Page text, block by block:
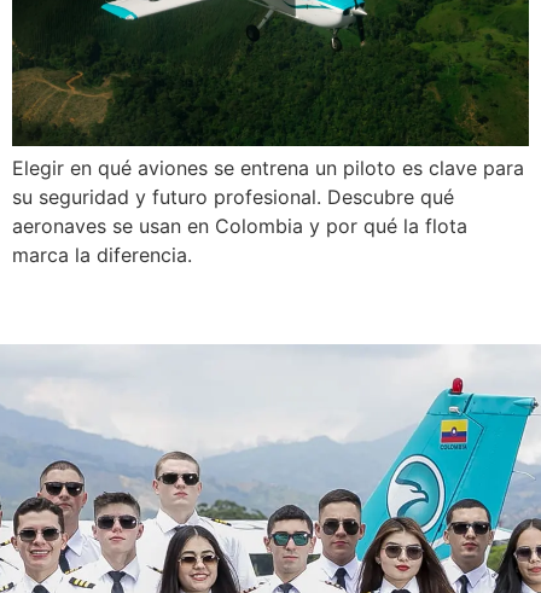
Elegir en qué aviones se entrena un piloto es clave para
su seguridad y futuro profesional. Descubre qué
aeronaves se usan en Colombia y por qué la flota
marca la diferencia.